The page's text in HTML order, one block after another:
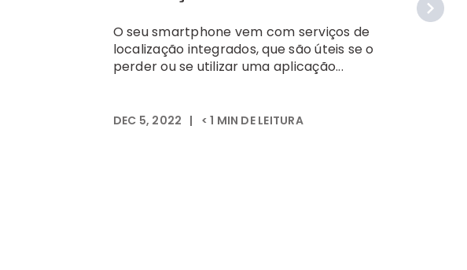
O seu smartphone vem com serviços de
localização integrados, que são úteis se o
perder ou se utilizar uma aplicação...
DEC 5, 2022 | < 1 MIN DE LEITURA